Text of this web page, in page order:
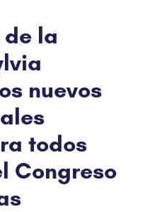
la
nuevos
todos
Congreso